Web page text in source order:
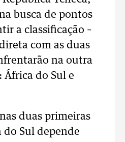
busca de pontos
a classificação –
com as duas
na outra
do Sul e
duas primeiras
do Sul depende